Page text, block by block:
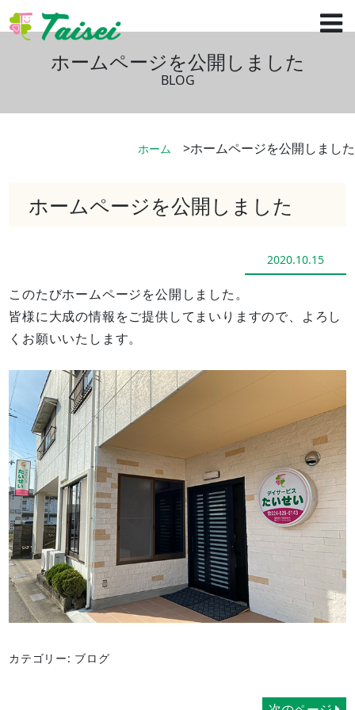
ホームページを公開しました
BLOG
ホーム ホームページを公開しました
ホームページを公開しました
2020.10.15
このたびホームページを公開しました。
皆様に大成の情報をご提供してまいりますので、よろし
くお願いいたします。
カテゴリー: ブログ